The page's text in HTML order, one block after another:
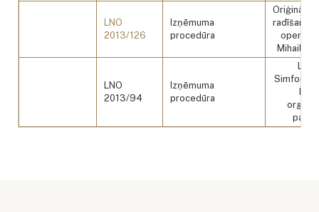
LNO
2013/126
Izņēmuma
procedūra
radīšana
operai
Mihails
LNO
2013/94
Izņēmuma
procedūra